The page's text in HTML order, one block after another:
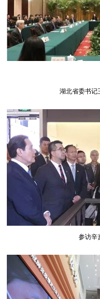
湖北省委书记
参访辛